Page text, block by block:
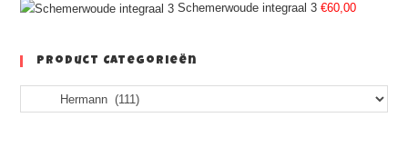
Schemerwoude integraal 3 €60,00
Product Categorieën